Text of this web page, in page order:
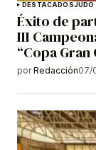
DESTACADOSJUDO
Éxito de
III
“Copa Gran
por Redacción07/